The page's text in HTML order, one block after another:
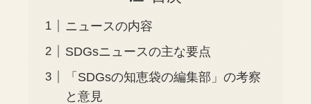
ニュースの内容
SDGsニュースの主な要点
「SDGsの知恵袋の編集部」の考察
と意見